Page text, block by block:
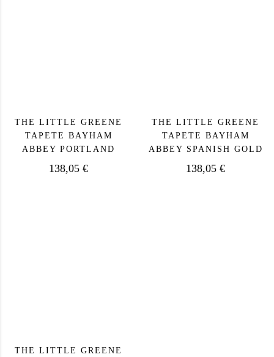
THE LITTLE GREENE
TAPETE BAYHAM
ABBEY PORTLAND
138,05 €
THE LITTLE GREENE
TAPETE BAYHAM
ABBEY SPANISH GOLD
138,05 €
THE LITTLE GREENE